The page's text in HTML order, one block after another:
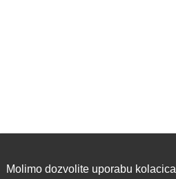
Molimo dozvolite uporabu kolacica